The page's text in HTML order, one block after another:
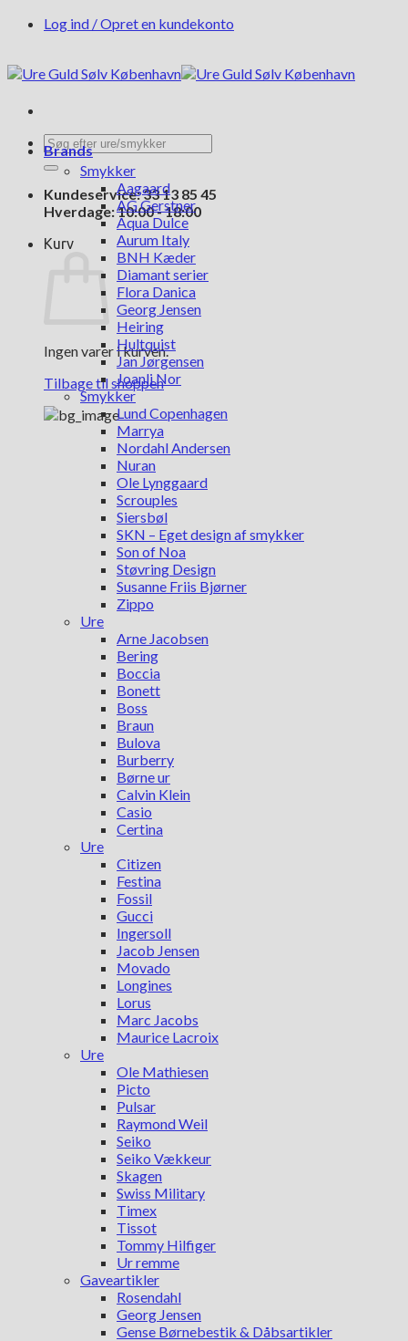
FortsætLog ind / Opret en kundekonto
Søg
efter:
Kundeservice: 33 13 85 45
Hverdage: 10:00 - 18:00
Kurv
Ingen varer i kurven.
Tilbage til shoppen
Brands
Smykker
Aagaard
AG Gerstner
Aqua Dulce
Aurum Italy
BNH Kæder
Diamant serier
Flora Danica
Georg Jensen
Heiring
Hultquist
Jan Jørgensen
Joanli Nor
Smykker
Lund Copenhagen
Marrya
Nordahl Andersen
Nuran
Ole Lynggaard
Scrouples
Siersbøl
SKN – Eget design af smykker
Son of Noa
Støvring Design
Susanne Friis Bjørner
Zippo
Ure
Arne Jacobsen
Bering
Boccia
Bonett
Boss
Braun
Bulova
Burberry
Børne ur
Calvin Klein
Casio
Certina
Ure
Citizen
Festina
Fossil
Gucci
Ingersoll
Jacob Jensen
Movado
Longines
Lorus
Marc Jacobs
Maurice Lacroix
Ure
Ole Mathiesen
Picto
Pulsar
Raymond Weil
Seiko
Seiko Vækkeur
Skagen
Swiss Military
Timex
Tissot
Tommy Hilfiger
Ur remme
Gaveartikler
Rosendahl
Georg Jensen
Gense Børnebestik & Dåbsartikler